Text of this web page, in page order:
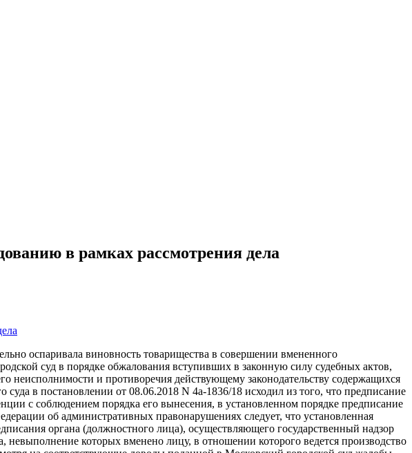
в рамках рассмотрения дела
оспаривала виновность товарищества в совершении вмененного
суд в порядке обжалования вступивших в законную силу судебных актов,
неисполнимости и противоречия действующему законодательству содержащихся
в постановлении от 08.06.2018 N 4а-1836/18 исходил из того, что предписание
с соблюдением порядка его вынесения, в установленном порядке предписание
об административных правонарушениях следует, что установленная
органа (должностного лица), осуществляющего государственный надзор
невыполнение которых вменено лицу, в отношении которого ведется производство